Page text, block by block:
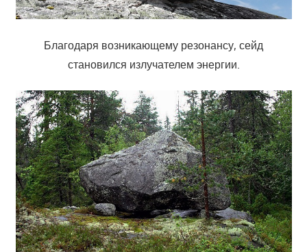
Благодаря возникающему резонансу, сейд
становился излучателем энергии.